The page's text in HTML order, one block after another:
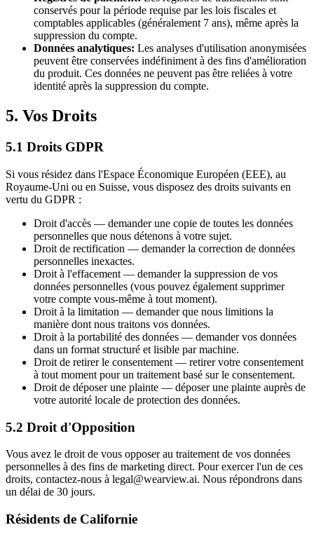
conservés pour la période requise par les lois fiscales et
comptables applicables (généralement 7 ans), même après la
suppression du compte.
Données analytiques: Les analyses d'utilisation anonymisées
peuvent être conservées indéfiniment à des fins d'amélioration
du produit. Ces données ne peuvent pas être reliées à votre
identité après la suppression du compte.
5. Vos Droits
5.1 Droits GDPR
Si vous résidez dans l'Espace Économique Européen (EEE), au
Royaume-Uni ou en Suisse, vous disposez des droits suivants en
vertu du GDPR :
Droit d'accès — demander une copie de toutes les données
personnelles que nous détenons à votre sujet.
Droit de rectification — demander la correction de données
personnelles inexactes.
Droit à l'effacement — demander la suppression de vos
données personnelles (vous pouvez également supprimer
votre compte vous-même à tout moment).
Droit à la limitation — demander que nous limitions la
manière dont nous traitons vos données.
Droit à la portabilité des données — demander vos données
dans un format structuré et lisible par machine.
Droit de retirer le consentement — retirer votre consentement
à tout moment pour un traitement basé sur le consentement.
Droit de déposer une plainte — déposer une plainte auprès de
votre autorité locale de protection des données.
5.2 Droit d'Opposition
Vous avez le droit de vous opposer au traitement de vos données
personnelles à des fins de marketing direct. Pour exercer l'un de ces
droits, contactez-nous à legal@wearview.ai. Nous répondrons dans
un délai de 30 jours.
Résidents de Californie